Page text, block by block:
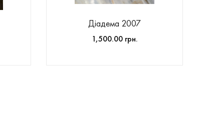
Діадема 2007
1,500.00 грн.